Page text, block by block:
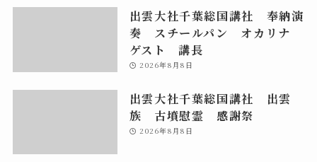
出雲大社千葉総国講社 奉納演
奏 スチールパン オカリナ
ゲスト 講長
2026年8月8日
出雲大社千葉総国講社 出雲
族 古墳慰霊 感謝祭
2026年8月8日